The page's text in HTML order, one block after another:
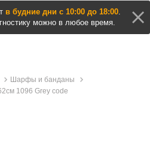
в будние дни с 10:00 до 18:00.
можно в любое время.
Шарфы и банданы
1096 Grey code